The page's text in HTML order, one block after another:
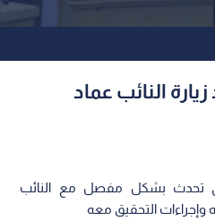
النائب عماد
تحدث بشكل مفصل مع النائب
التحقيق معه